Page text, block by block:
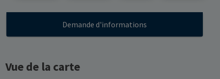
Demande d'informations
Vue de la carte